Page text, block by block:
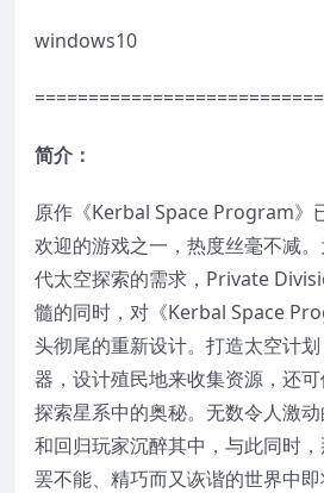
windows10
简介：
原作《Kerbal Space Program》
欢迎的游戏之一，热度丝毫不减
代太空探索的需求，Private
髓的同时，对《Kerbal Space
头彻尾的重新设计。打造太空计
器，设计殖民地来收集资源，还
探索星系中的奥秘。无数令人激
和回归玩家沉醉其中，与此同时
罢不能、精巧而又诙谐的世界中